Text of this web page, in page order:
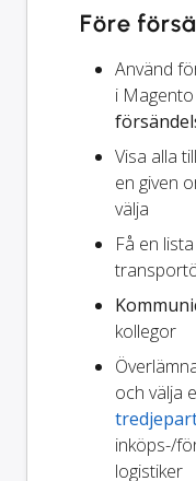
Före
Använd
i
Visa alla
en given
välja
Få en
kollegor
och välja
inköps-/
logistiker